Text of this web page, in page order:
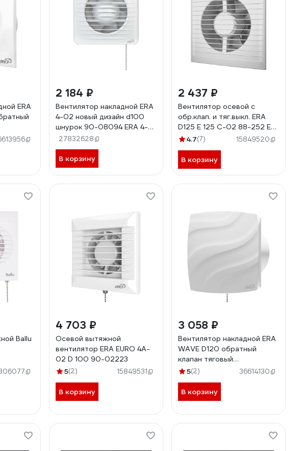
ERA
C-02
2 184 ₽
Вентилятор накладной ERA
4-02 новый дизайн d100
шнурок 90-08094 ERA 4-
02
27832628
В корзину
2 437 ₽
Вентилятор осевой с
обр.клап. и тяг.выкл. ERA
D125 E 125 С-02 88-252 E
125S C -02
4.7(7) 15849520
В корзину
Ballu
4 703 ₽
Осевой вытяжной
вентилятор ERA EURO 4A-
02 D 100 90-02223
5(2) 15849531
В корзину
3 058 ₽
Вентилятор накладной ERA
WAVE D120 обратный
клапан тяговый
выключатель WAVE 120C-
5(2) 36614130
В корзину